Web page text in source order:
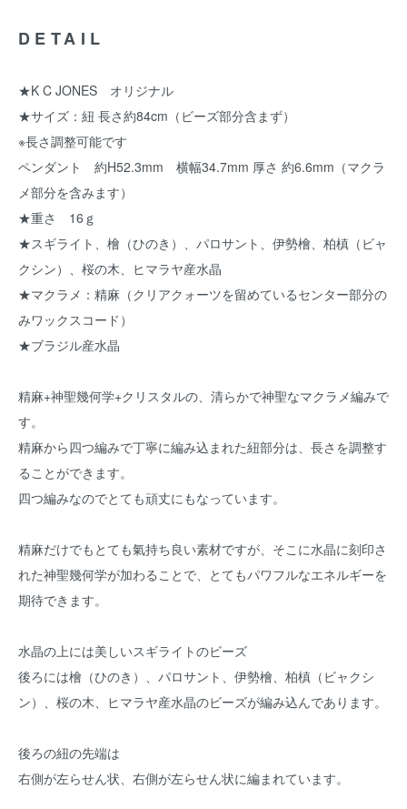
DETAIL
★K C JONES オリジナル
★サイズ：紐 長さ約84cm（ビーズ部分含まず）
※長さ調整可能です
ペンダント 約H52.3mm 横幅34.7mm 厚さ 約6.6mm（マクラ
メ部分を含みます）
★重さ 16ｇ
★スギライト、檜（ひのき）、パロサント、伊勢檜、柏槙（ビャ
クシン）、桜の木、ヒマラヤ産水晶
★マクラメ：精麻（クリアクォーツを留めているセンター部分の
みワックスコード）
★ブラジル産水晶
精麻+神聖幾何学+クリスタルの、清らかで神聖なマクラメ編みで
す。
精麻から四つ編みで丁寧に編み込まれた紐部分は、長さを調整す
ることができます。
四つ編みなのでとても頑丈にもなっています。
精麻だけでもとても氣持ち良い素材ですが、そこに水晶に刻印さ
れた神聖幾何学が加わることで、とてもパワフルなエネルギーを
期待できます。
水晶の上には美しいスギライトのビーズ
後ろには檜（ひのき）、パロサント、伊勢檜、柏槙（ビャクシ
ン）、桜の木、ヒマラヤ産水晶のビーズが編み込んであります。
後ろの紐の先端は
右側が左らせん状、右側が左らせん状に編まれています。